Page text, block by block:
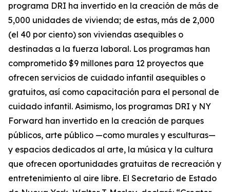
programa DRI ha invertido en la creación de más de
5,000 unidades de vivienda; de estas, más de 2,000
(el 40 por ciento) son viviendas asequibles o
destinadas a la fuerza laboral. Los programas han
comprometido $9 millones para 12 proyectos que
ofrecen servicios de cuidado infantil asequibles o
gratuitos, así como capacitación para el personal de
cuidado infantil. Asimismo, los programas DRI y NY
Forward han invertido en la creación de parques
públicos, arte público —como murales y esculturas—
y espacios dedicados al arte, la música y la cultura
que ofrecen oportunidades gratuitas de recreación y
entretenimiento al aire libre. El Secretario de Estado